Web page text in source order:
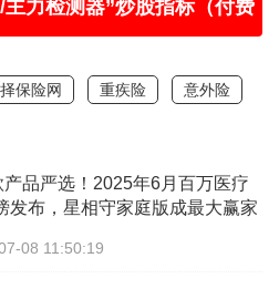
力检测器”炒股指标（付费
保险网 重疾险 意外险
产品严选！2025年6月百万医疗
发布，星相守家庭版成最大赢家
08 11:50:19